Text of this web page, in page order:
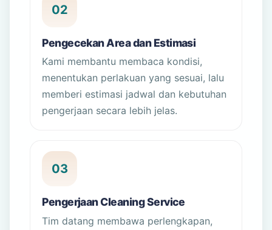
02
Pengecekan Area dan Estimasi
Kami membantu membaca kondisi,
menentukan perlakuan yang sesuai, lalu
memberi estimasi jadwal dan kebutuhan
pengerjaan secara lebih jelas.
03
Pengerjaan Cleaning Service
Tim datang membawa perlengkapan,